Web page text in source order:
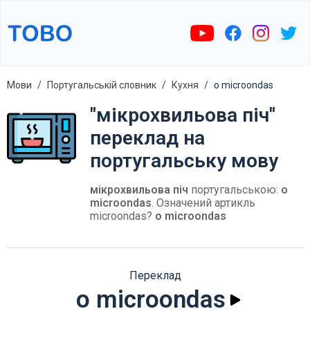
Мови Португальській словник Кухня o microondas
"мікрохвильова піч"
переклад на
португальську мову
мікрохвильова піч португальською: o
microondas. Означений артикль
microondas? o microondas
Переклад
o microondas